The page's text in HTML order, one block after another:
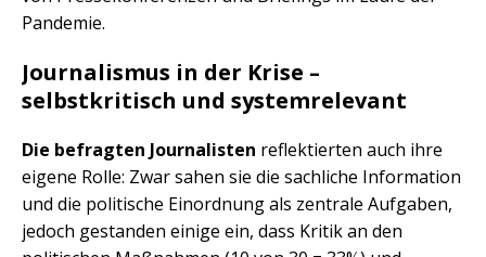
Pandemie.
Journalismus in der Krise –
selbstkritisch und systemrelevant
Die befragten Journalisten reflektierten auch ihre
eigene Rolle: Zwar sahen sie die sachliche Information
und die politische Einordnung als zentrale Aufgaben,
jedoch gestanden einige ein, dass Kritik an den